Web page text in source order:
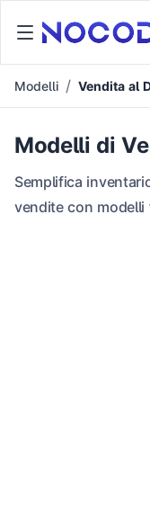
Modelli Vendita al
Modelli di
Semplifica
vendite con